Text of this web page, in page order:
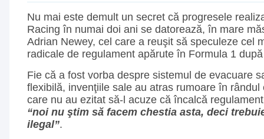
Nu mai este demult un secret că progresele
Racing în numai doi ani se datorează, în mare
Adrian Newey, cel care a reuşit să speculeze cel
radicale de regulament apărute în Formula 1
Fie că a fost vorba despre sistemul de evacuare
flexibilă, invenţiile sale au atras rumoare în rândul
care nu au ezitat să-l acuze că încalcă
“noi nu ştim să facem chestia asta, deci
ilegal”.